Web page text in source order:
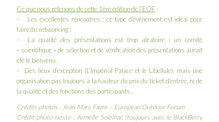
Ce que nous retenons de cette 1ère édition de l’EOF:
– Les excellentes rencontres : ce type d’évènement est idéal pour
faire du networking ;
– La qualité des présentations est trop aléatoire : un comité
« scientifique » de sélection et de vérification des présentations aurait
été le bienvenu ;
– Des lieux d’exception (L’Impérial Palaceet le Libellule), mais une
organisation pas toujours à la hauteur du prix du ticket d’entrée, ni de
la qualité et des fonctions des participants…
Crédits photos : Jean-Marc Favre– European Outdoor Forum
Crédit photo sieste : Armelle Solelhac (toujours avec le BlackBerry